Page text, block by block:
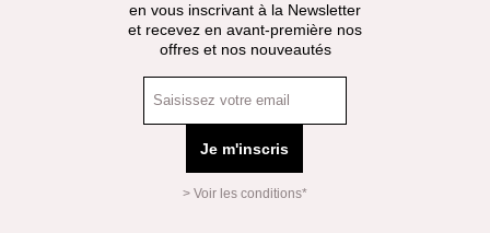
en vous inscrivant à la Newsletter
et recevez en avant-première nos
offres et nos nouveautés
Je m'inscris
> Voir les conditions*